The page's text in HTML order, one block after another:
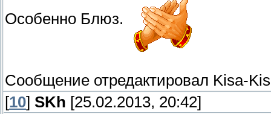
Особенно Блюз.
Сообщение отредактировал Kisa-
[10] SKh [25.02.2013, 20:42]